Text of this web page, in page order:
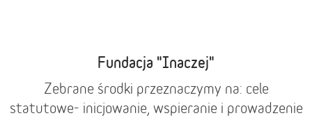
Fundacja "Inaczej"
Zebrane środki przeznaczymy na: cele
statutowe- inicjowanie, wspieranie i prowadzenie